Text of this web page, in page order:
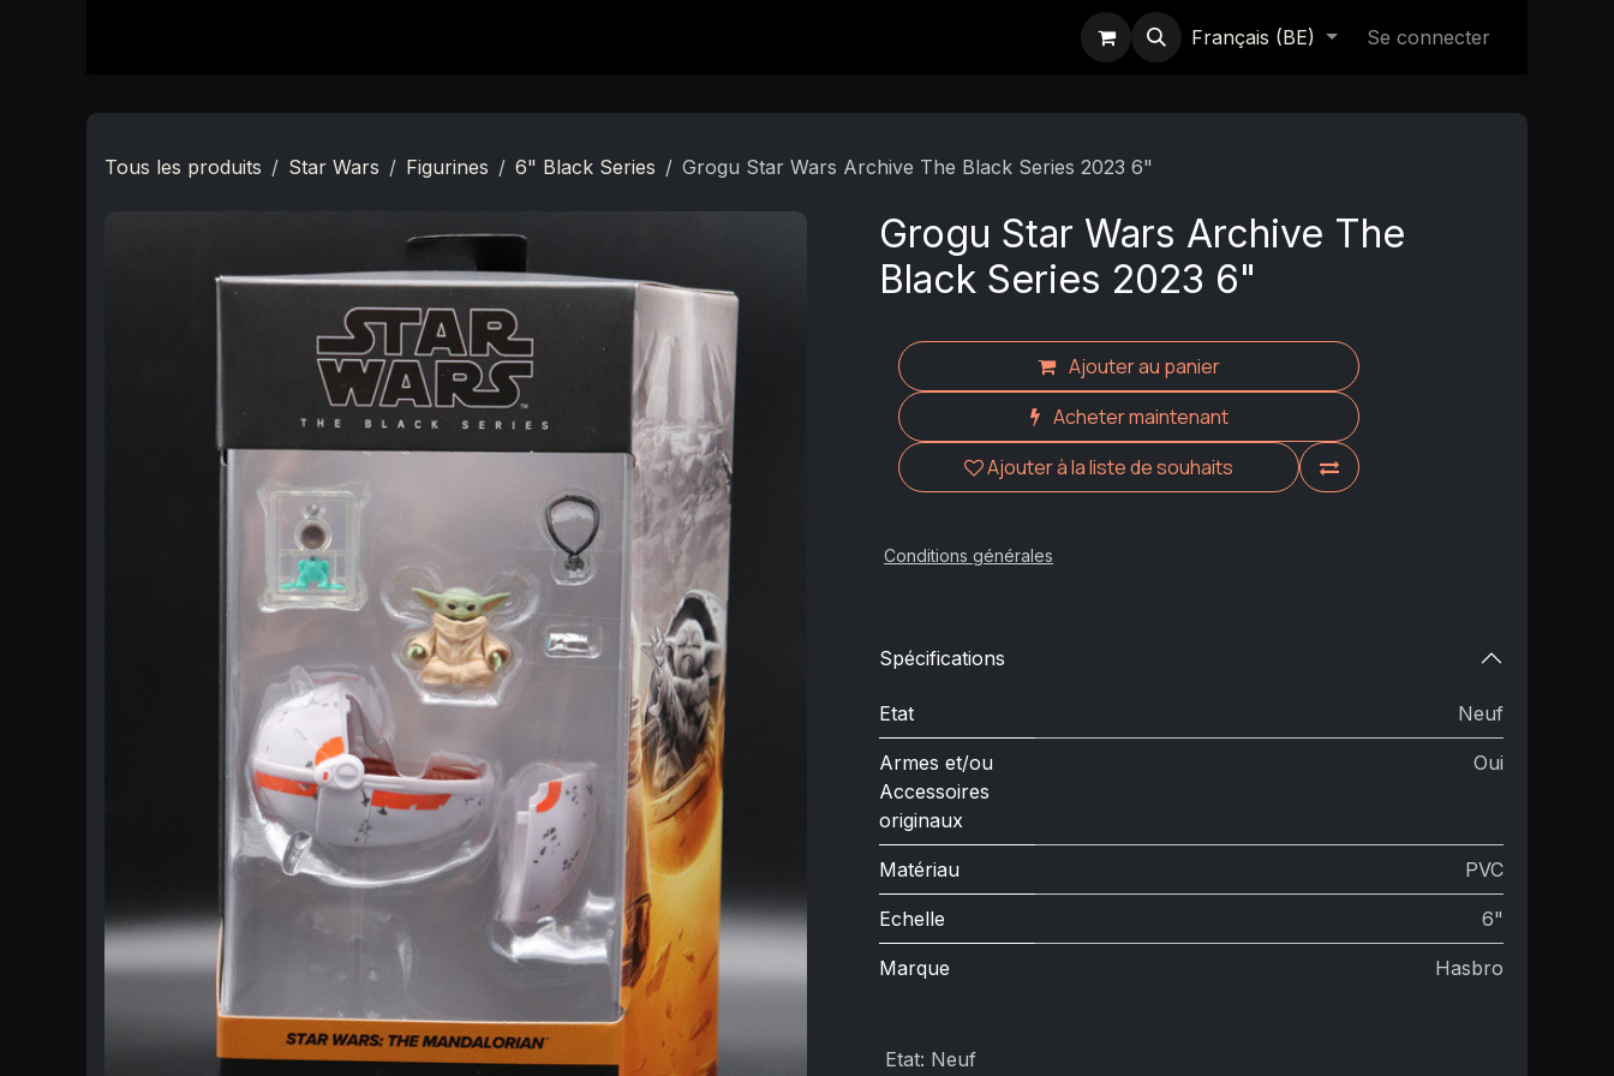
Français (BE) Se connecter
Tous les produits Star Wars Figurines 6" Black Series Grogu Star Wars Archive The Black Series 2023 6"
Grogu Star Wars Archive The
Black Series 2023 6"
Ajouter au panier
Acheter maintenant
Ajouter à la liste de souhaits
Conditions générales
Spécifications
Etat Neuf
Armes et/ou
Accessoires
originaux
Oui
Matériau PVC
Echelle 6"
Marque Hasbro
Etat: Neuf